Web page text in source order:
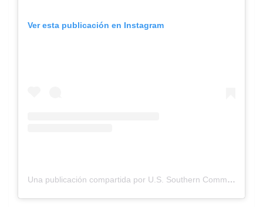
Ver esta publicación en Instagram
Una publicación compartida por U.S. Southern Command (@ussouthcom)